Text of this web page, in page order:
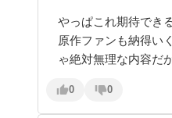
やっぱこれ期待でき
原作ファンも納得い
ゃ絶対無理な内容だ
0 0